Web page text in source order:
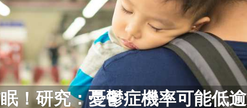
確診第四期胰臟癌 歷經16個